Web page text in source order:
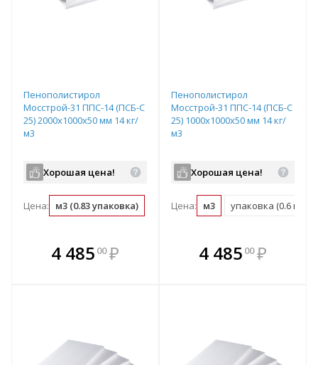
Пенополистирол
Мосстрой-31 ППС-14 (ПСБ-С
25) 2000х1000х50 мм 14 кг/
м3
Хорошая цена!
Цена: м3 (0.83 упаковка) упаковка (1.2 м3) м2 (0.05 м3)
4 485 00 ₽
В комплекте
всегда выгоднее!
Пенополистирол
Мосстрой-31 ППС-14 (ПСБ-С
25) 1000х1000х50 мм 14 кг/
м3
Хорошая цена!
Цена: м3 упаковка (0.6 м3)
В комплекте
всегда выгоднее!
4 485 00 ₽